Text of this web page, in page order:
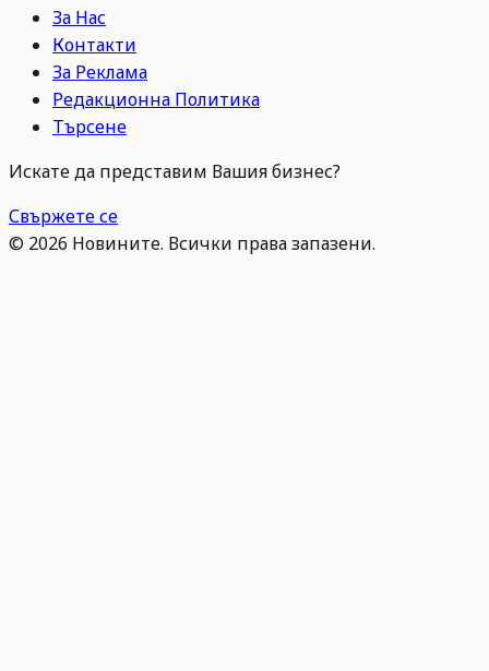
За Нас
Контакти
За Реклама
Редакционна Политика
Търсене
Искате да представим Вашия бизнес?
Свържете се
© 2026 Новините. Всички права запазени.